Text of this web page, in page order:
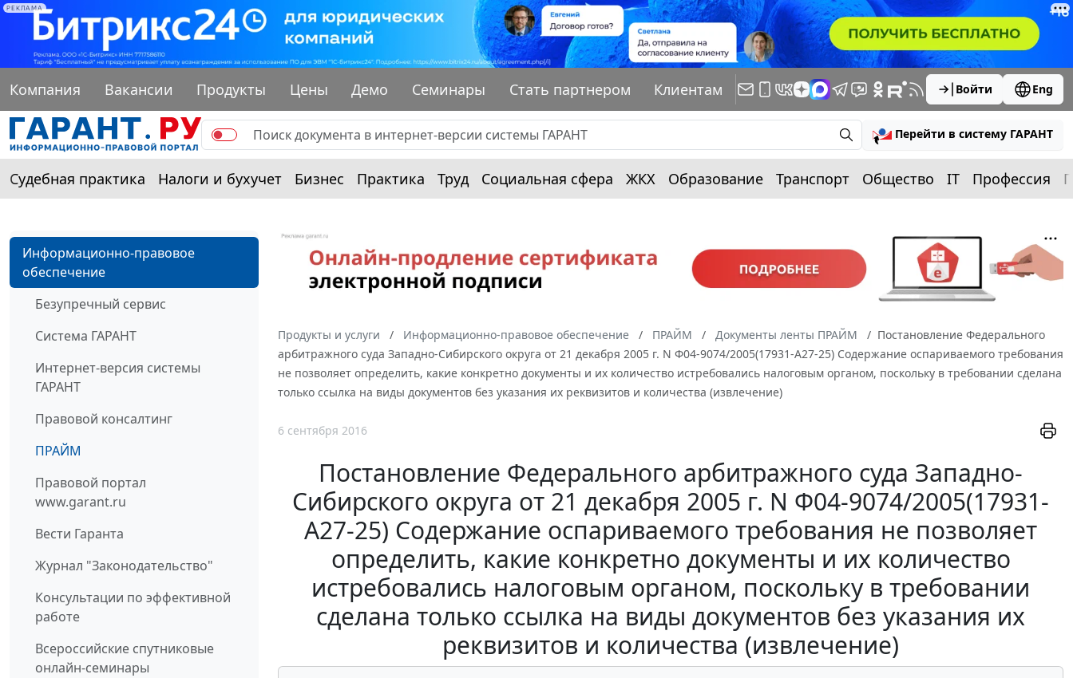
РЕКЛАМА
Компания Вакансии Продукты Цены Демо Семинары Стать партнером Клиентам Войти Eng
Перейти в систему ГАРАНТ
Судебная практика Налоги и бухучет Бизнес Практика Труд Социальная сфера ЖКХ Образование Транспорт Общество IT Профессия
Информационно-правовое
обеспечение
Безупречный сервис
Система ГАРАНТ
Интернет-версия системы
ГАРАНТ
Правовой консалтинг
ПРАЙМ
Правовой портал
www.garant.ru
Вести Гаранта
Журнал "Законодательство"
Консультации по эффективной
работе
Всероссийские спутниковые
онлайн-семинары
Продукты и услуги Информационно-правовое обеспечение ПРАЙМ Документы ленты ПРАЙМ
Постановление Федерального
арбитражного суда Западно-Сибирского округа от 21 декабря 2005 г. N Ф04-9074/2005(17931-А27-25) Содержание оспариваемого требования
не позволяет определить, какие конкретно документы и их количество истребовались налоговым органом, поскольку в требовании сделана
только ссылка на виды документов без указания их реквизитов и количества (извлечение)
6 сентября 2016
Постановление Федерального арбитражного суда Западно-
Сибирского округа от 21 декабря 2005 г. N Ф04-9074/2005(17931-
А27-25) Содержание оспариваемого требования не позволяет
определить, какие конкретно документы и их количество
истребовались налоговым органом, поскольку в требовании
сделана только ссылка на виды документов без указания их
реквизитов и количества (извлечение)